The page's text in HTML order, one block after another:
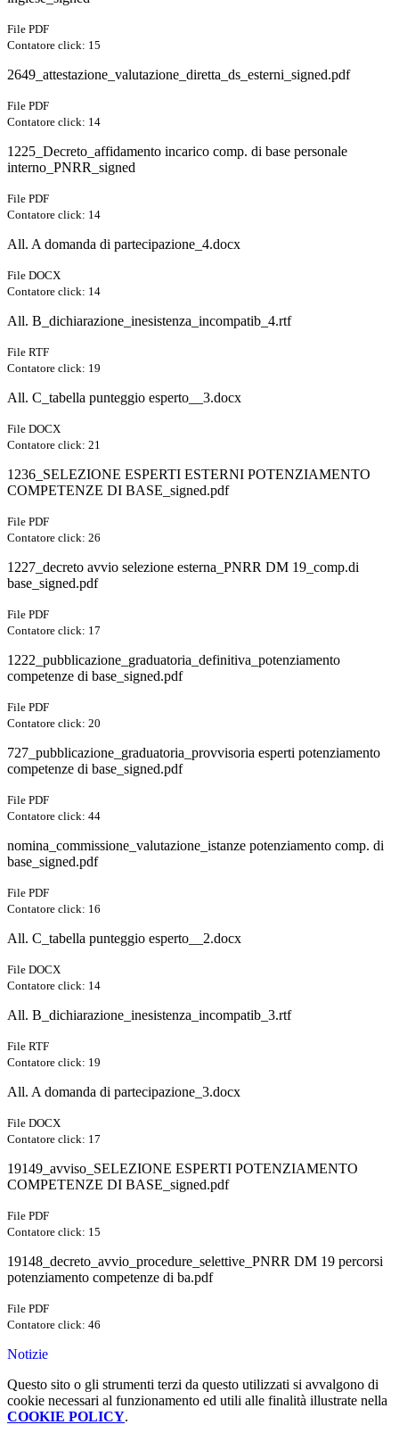
File PDF
Contatore click: 15
2649_attestazione_valutazione_diretta_ds_esterni_signed.pdf
File PDF
Contatore click: 14
1225_Decreto_affidamento incarico comp. di base personale
interno_PNRR_signed
File PDF
Contatore click: 14
All. A domanda di partecipazione_4.docx
File DOCX
Contatore click: 14
All. B_dichiarazione_inesistenza_incompatib_4.rtf
File RTF
Contatore click: 19
All. C_tabella punteggio esperto__3.docx
File DOCX
Contatore click: 21
1236_SELEZIONE ESPERTI ESTERNI POTENZIAMENTO
COMPETENZE DI BASE_signed.pdf
File PDF
Contatore click: 26
1227_decreto avvio selezione esterna_PNRR DM 19_comp.di
base_signed.pdf
File PDF
Contatore click: 17
1222_pubblicazione_graduatoria_definitiva_potenziamento
competenze di base_signed.pdf
File PDF
Contatore click: 20
727_pubblicazione_graduatoria_provvisoria esperti potenziamento
competenze di base_signed.pdf
File PDF
Contatore click: 44
nomina_commissione_valutazione_istanze potenziamento comp. di
base_signed.pdf
File PDF
Contatore click: 16
All. C_tabella punteggio esperto__2.docx
File DOCX
Contatore click: 14
All. B_dichiarazione_inesistenza_incompatib_3.rtf
File RTF
Contatore click: 19
All. A domanda di partecipazione_3.docx
File DOCX
Contatore click: 17
19149_avviso_SELEZIONE ESPERTI POTENZIAMENTO
COMPETENZE DI BASE_signed.pdf
File PDF
Contatore click: 15
19148_decreto_avvio_procedure_selettive_PNRR DM 19 percorsi
potenziamento competenze di ba.pdf
File PDF
Contatore click: 46
Notizie
Questo sito o gli strumenti terzi da questo utilizzati si avvalgono di
cookie necessari al funzionamento ed utili alle finalità illustrate nella
COOKIE POLICY.